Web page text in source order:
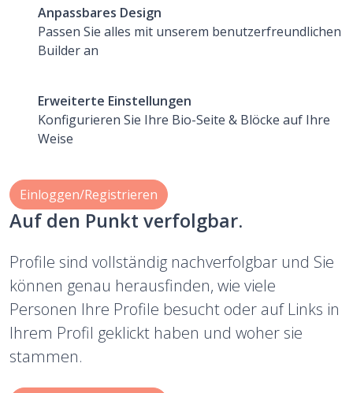
Anpassbares Design
Passen Sie alles mit unserem benutzerfreundlichen
Builder an
Erweiterte Einstellungen
Konfigurieren Sie Ihre Bio-Seite & Blöcke auf Ihre
Weise
Einloggen/Registrieren
Auf den Punkt verfolgbar.
Profile sind vollständig nachverfolgbar und Sie
können genau herausfinden, wie viele
Personen Ihre Profile besucht oder auf Links in
Ihrem Profil geklickt haben und woher sie
stammen.